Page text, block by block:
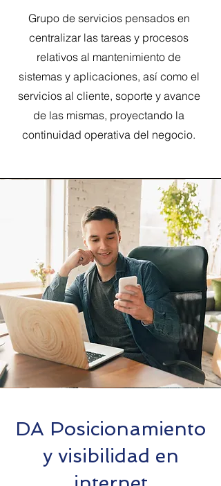
Grupo de servicios pensados en
centralizar las tareas y procesos
relativos al mantenimiento de
sistemas y aplicaciones, así como el
servicios al cliente, soporte y avance
de las mismas, proyectando la
continuidad operativa del negocio.
DA Posicionamiento
y visibilidad en